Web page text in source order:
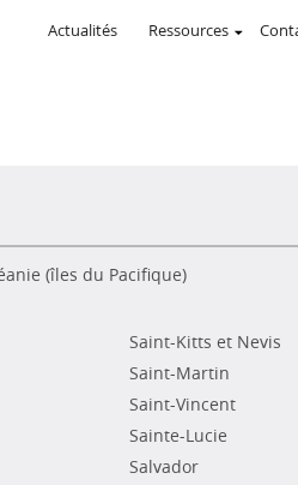
Actualités Ressources
(îles du Pacifique)
Saint-Kitts et Nevis
Saint-Martin
Saint-Vincent
Sainte-Lucie
Salvador